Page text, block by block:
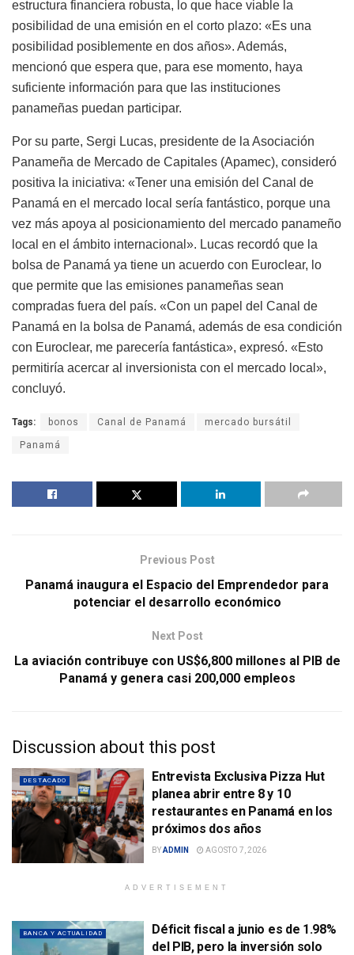
estructura financiera robusta, lo que hace viable la
posibilidad de una emisión en el corto plazo: «Es una
posibilidad posiblemente en dos años». Además,
mencionó que espera que, para ese momento, haya
suficiente información para que las instituciones
panameñas puedan participar.
Por su parte, Sergi Lucas, presidente de la Asociación
Panameña de Mercado de Capitales (Apamec), consideró
positiva la iniciativa: «Tener una emisión del Canal de
Panamá en el mercado local sería fantástico, porque una
vez más apoya al posicionamiento del mercado panameño
local en el ámbito internacional». Lucas recordó que la
bolsa de Panamá ya tiene un acuerdo con Euroclear, lo
que permite que las emisiones panameñas sean
compradas fuera del país. «Con un papel del Canal de
Panamá en la bolsa de Panamá, además de esa condición
con Euroclear, me parecería fantástica», expresó. «Esto
permitiría acercar al inversionista con el mercado local»,
concluyó.
Tags: bonos Canal de Panamá mercado bursátil
Panamá
Previous Post
Panamá inaugura el Espacio del Emprendedor para
potenciar el desarrollo económico
Next Post
La aviación contribuye con US$6,800 millones al PIB de
Panamá y genera casi 200,000 empleos
Discussion about this post
DESTACADO
Entrevista Exclusiva Pizza Hut
planea abrir entre 8 y 10
restaurantes en Panamá en los
próximos dos años
BYADMIN AGOSTO 7, 2026
ADVERTISEMENT
BANCA Y ACTUALIDAD
Déficit fiscal a junio es de 1.98%
del PIB, pero la inversión solo